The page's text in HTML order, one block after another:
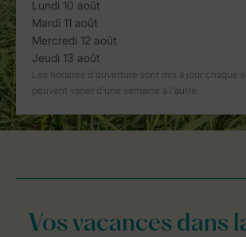
Vos vacances dans